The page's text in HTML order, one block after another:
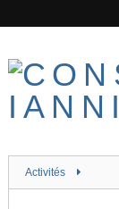
Activités